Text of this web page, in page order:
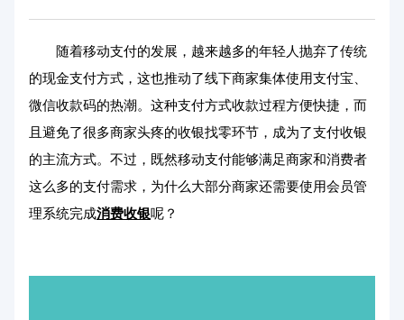
随着移动支付的发展，越来越多的年轻人抛弃了传统
的现金支付方式，这也推动了线下商家集体使用支付宝、
微信收款码的热潮。这种支付方式收款过程方便快捷，而
且避免了很多商家头疼的收银找零环节，成为了支付收银
的主流方式。不过，既然移动支付能够满足商家和消费者
这么多的支付需求，为什么大部分商家还需要使用会员管
理系统完成消费收银呢？